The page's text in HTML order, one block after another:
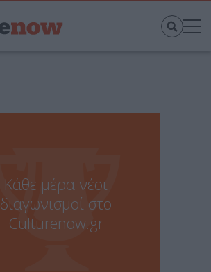
Κάθε μέρα νέοι
διαγωνισμοί στο
Culturenow.gr